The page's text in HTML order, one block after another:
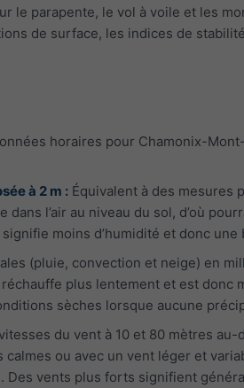
le parapente, le vol à voile et les
de surface, les indices de
horaires pour Chamonix-
à 2 m : Équivalent à des mesures
dans l’air au niveau du sol, d’où
moins d’humidité et donc
(pluie, convection et neige) en
plus lentement et est
sèches lorsque aucune
du vent à 10 et 80 mètres
ou avec un vent léger et
Des vents plus forts signifient